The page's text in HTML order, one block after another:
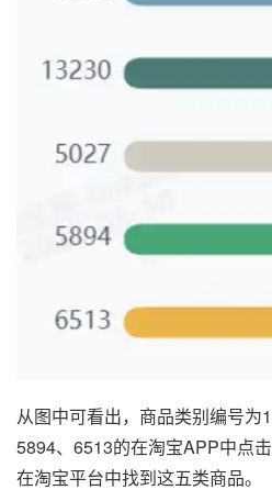
从图中可看出，商品类别编号为
5894、6513的在淘宝APP中点
在淘宝平台中找到这五类商品。